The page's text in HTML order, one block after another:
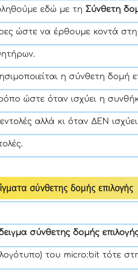
εδώ με τη Σύνθετη
ώστε να έρθουμε κοντά
η σύνθετη δομή
ώστε όταν ισχύει η
αλλά κι όταν ΔΕΝ
σύνθετης δομής επιλογής
σύνθετης δομής
του micro:bit τότε